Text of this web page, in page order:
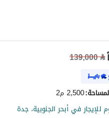
⃁
139,000
:2,500 م2